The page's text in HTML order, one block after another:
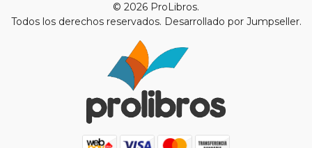
© 2026 ProLibros.
Todos los derechos reservados. Desarrollado por Jumpseller.